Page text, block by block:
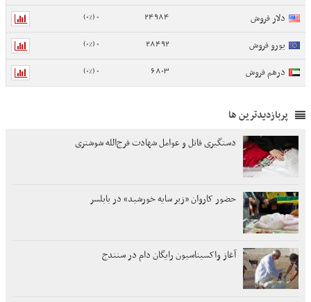
دلار فروش 24984
0 (0%)
یورو فروش 28492
0 (0%)
درهم فروش 6803
0 (0%)
پربازدیدترین ها
دستگیری قاتل و عوامل شهادت فرج‌الله شوشتری
حضور کاروان «زیر سایه خورشید» در بابلسر
آغاز واکسیناسیون رایگان دام در سنندج